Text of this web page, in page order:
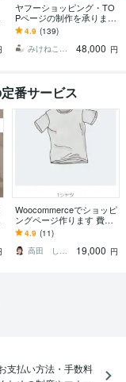
ヤフーショッピング・TO
Pページの制作を承ります
ヤフーショッピング店舗
構築｜スマホページも同
時制作だから安心
4.9 (139)
みけねこデザイン
48,000 円
番サービス
Woocommerceでショッピ
ングページ作ります 費用
をかけないで物販を始め
たい方へ
4.9 (11)
高田 しのぶ
19,000 円
支払い方法・手数料